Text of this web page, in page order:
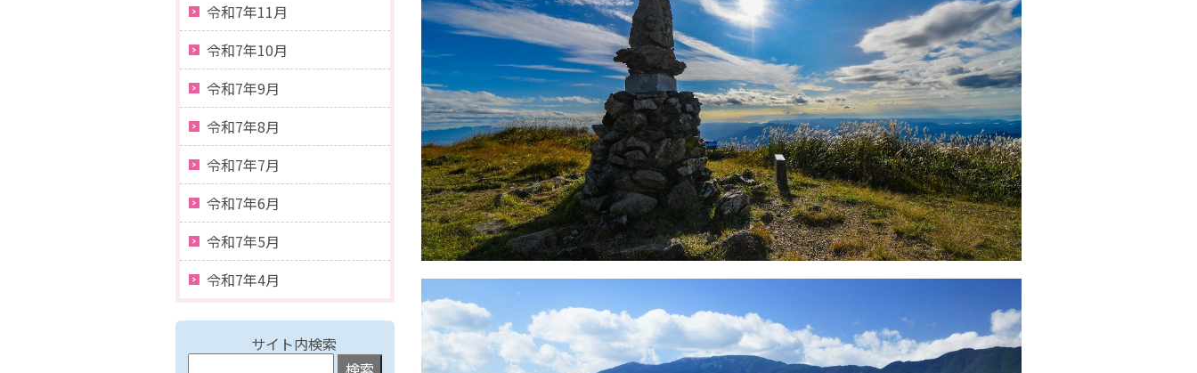
令和7年11月
令和7年10月
令和7年9月
令和7年8月
令和7年7月
令和7年6月
令和7年5月
令和7年4月
サイト内検索